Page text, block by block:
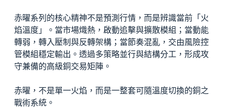
赤曜系列的核心精神不是預測行情，而是辨識當前「火
焰溫度」。當市場熾熱，啟動追擊與擴散模組；當動能
轉弱，轉入壓制與反轉架構；當節奏混亂，交由風險控
管模組穩定輸出。透過多策略並行與結構分工，形成攻
守兼備的高級銅交易矩陣。
赤曜，不是單一火焰，而是一整套可隨溫度切換的銅之
戰術系統。